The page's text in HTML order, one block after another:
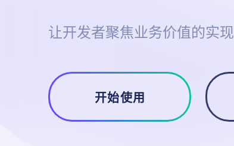
让开发者聚焦业务价值的实现
开始使用